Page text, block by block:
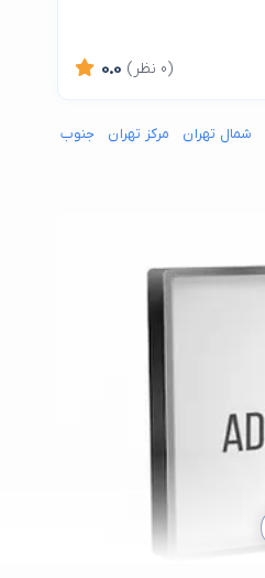
0.0 (0 نظر)
شمال تهران مرکز تهران جنوب شرق تهران